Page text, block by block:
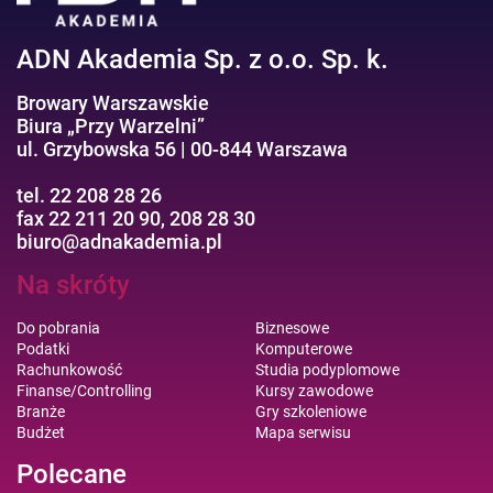
ADN Akademia Sp. z o.o. Sp. k.
Browary Warszawskie
Biura „Przy Warzelni”
ul. Grzybowska 56 | 00-844 Warszawa
tel. 22 208 28 26
fax 22 211 20 90, 208 28 30
biuro@adnakademia.pl
Na skróty
Do pobrania
Podatki
Rachunkowość
Finanse/Controlling
Branże
Budżet
Biznesowe
Komputerowe
Studia podyplomowe
Kursy zawodowe
Gry szkoleniowe
Mapa serwisu
Polecane